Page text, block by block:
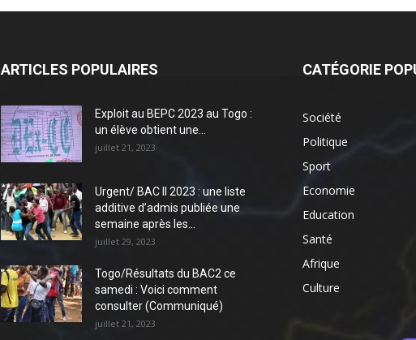
ARTICLES POPULAIRES
Exploit au BEPC 2023 au Togo :
un élève obtient une...
juillet 21, 2023
Urgent/ BAC II 2023 : une liste
additive d’admis publiée une
semaine après les...
juillet 29, 2023
Togo/Résultats du BAC2 ce
samedi : Voici comment
consulter (Communiqué)
juillet 21, 2023
CATÉGORIE
Société
Politique
Sport
Economie
Education
Santé
Afrique
Culture